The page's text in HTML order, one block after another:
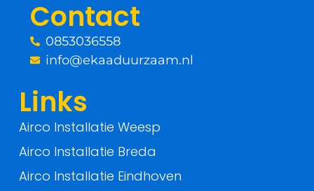
k
-
Contact
0853036558
info@ekaaduurzaam.nl
Links
Airco Installatie Weesp
Airco Installatie Breda
Airco Installatie Eindhoven